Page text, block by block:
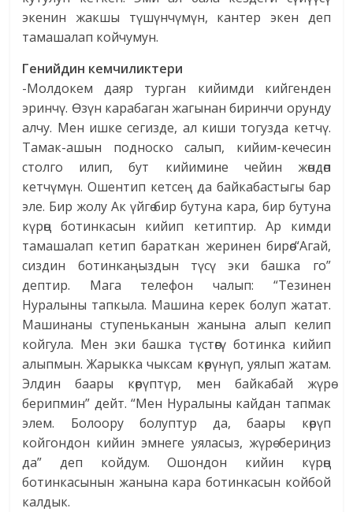
экенин жакшы түшүнчүмүн, кантер экен деп
тамашалап койчумун.
Генийдин кемчиликтери
-Молдокем даяр турган кийимди кийгенден
эринчү. Өзүн карабаган жагынан биринчи орунду
алчу. Мен ишке сегизде, ал киши тогузда кетчү.
Тамак-ашын подноско салып, кийим-кечесин
столго илип, бут кийимине чейин жөндөп
кетчүмүн. Ошентип кетсең да байкабастыгы бар
эле. Бир жолу Ак үйгө бир бутуна кара, бир бутуна
күрөң ботинкасын кийип кетиптир. Ар кимди
тамашалап кетип бараткан жеринен бирөө “Агай,
сиздин ботинкаңыздын түсү эки башка го”
дептир. Мага телефон чалып: “Тезинен
Нуралыны тапкыла. Машина керек болуп жатат.
Машинаны ступеньканын жанына алып келип
койгула. Мен эки башка түстөгү ботинка кийип
алыпмын. Жарыкка чыксам көрүнүп, уялып жатам.
Элдин баары көрүптүр, мен байкабай жүрө
берипмин” дейт. “Мен Нуралыны кайдан тапмак
элем. Болоору болуптур да, баары көрүп
койгондон кийин эмнеге уяласыз, жүрө бериңиз
да” деп койдум. Ошондон кийин күрөң
ботинкасынын жанына кара ботинкасын койбой
калдык.